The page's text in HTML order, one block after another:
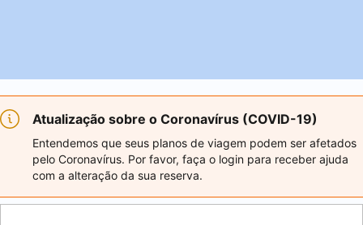
Atualização sobre o Coronavírus (COVID-19)
Entendemos que seus planos de viagem podem ser afetados
pelo Coronavírus. Por favor, faça o login para receber ajuda
com a alteração da sua reserva.